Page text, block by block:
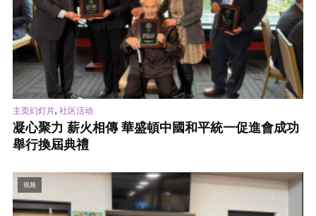
主页幻灯片, 社区活动
凝心聚力 薪火相傳 華盛頓中國和平統一促進會成功
舉行換屆典禮
视频